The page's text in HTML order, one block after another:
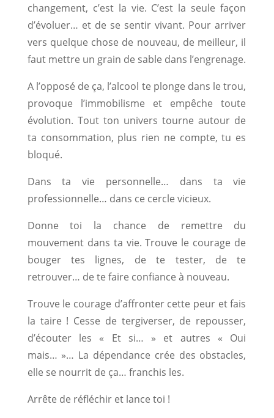
changement, c’est la vie. C’est la seule façon
d’évoluer… et de se sentir vivant. Pour arriver
vers quelque chose de nouveau, de meilleur, il
faut mettre un grain de sable dans l’engrenage.
A l’opposé de ça, l’alcool te plonge dans le trou,
provoque l’immobilisme et empêche toute
évolution. Tout ton univers tourne autour de
ta consommation, plus rien ne compte, tu es
bloqué.
Dans ta vie personnelle… dans ta vie
professionnelle… dans ce cercle vicieux.
Donne toi la chance de remettre du
mouvement dans ta vie. Trouve le courage de
bouger tes lignes, de te tester, de te
retrouver… de te faire confiance à nouveau.
Trouve le courage d’affronter cette peur et fais
la taire ! Cesse de tergiverser, de repousser,
d’écouter les « Et si… » et autres « Oui
mais… »… La dépendance crée des obstacles,
elle se nourrit de ça… franchis les.
Arrête de réfléchir et lance toi !